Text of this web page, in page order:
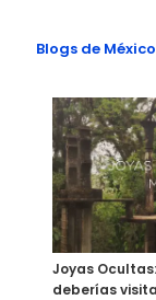
Blogs de México
Joyas
deberías